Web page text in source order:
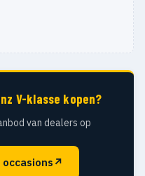
V-klasse kopen?
van dealers op
↗